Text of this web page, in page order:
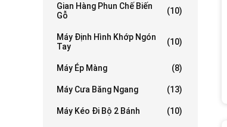
Gian Hàng Phun Chế Biến
Gỗ
(10)
Máy Định Hình Khớp Ngón
Tay
(10)
Máy Ép Màng (8)
Máy Cưa Băng Ngang (13)
Máy Kéo Đi Bộ 2 Bánh (10)